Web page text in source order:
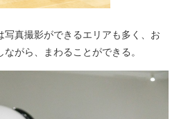
真撮影ができるエリアも多く、お
がら、まわることができる。